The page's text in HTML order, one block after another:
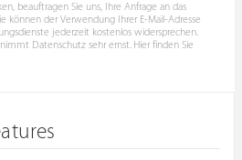
beauftragen Sie uns, Ihre Anfrage an das
können der Verwendung Ihrer E-Mail-Adresse
jederzeit kostenlos widersprechen.
Datenschutz sehr ernst. Hier finden Sie